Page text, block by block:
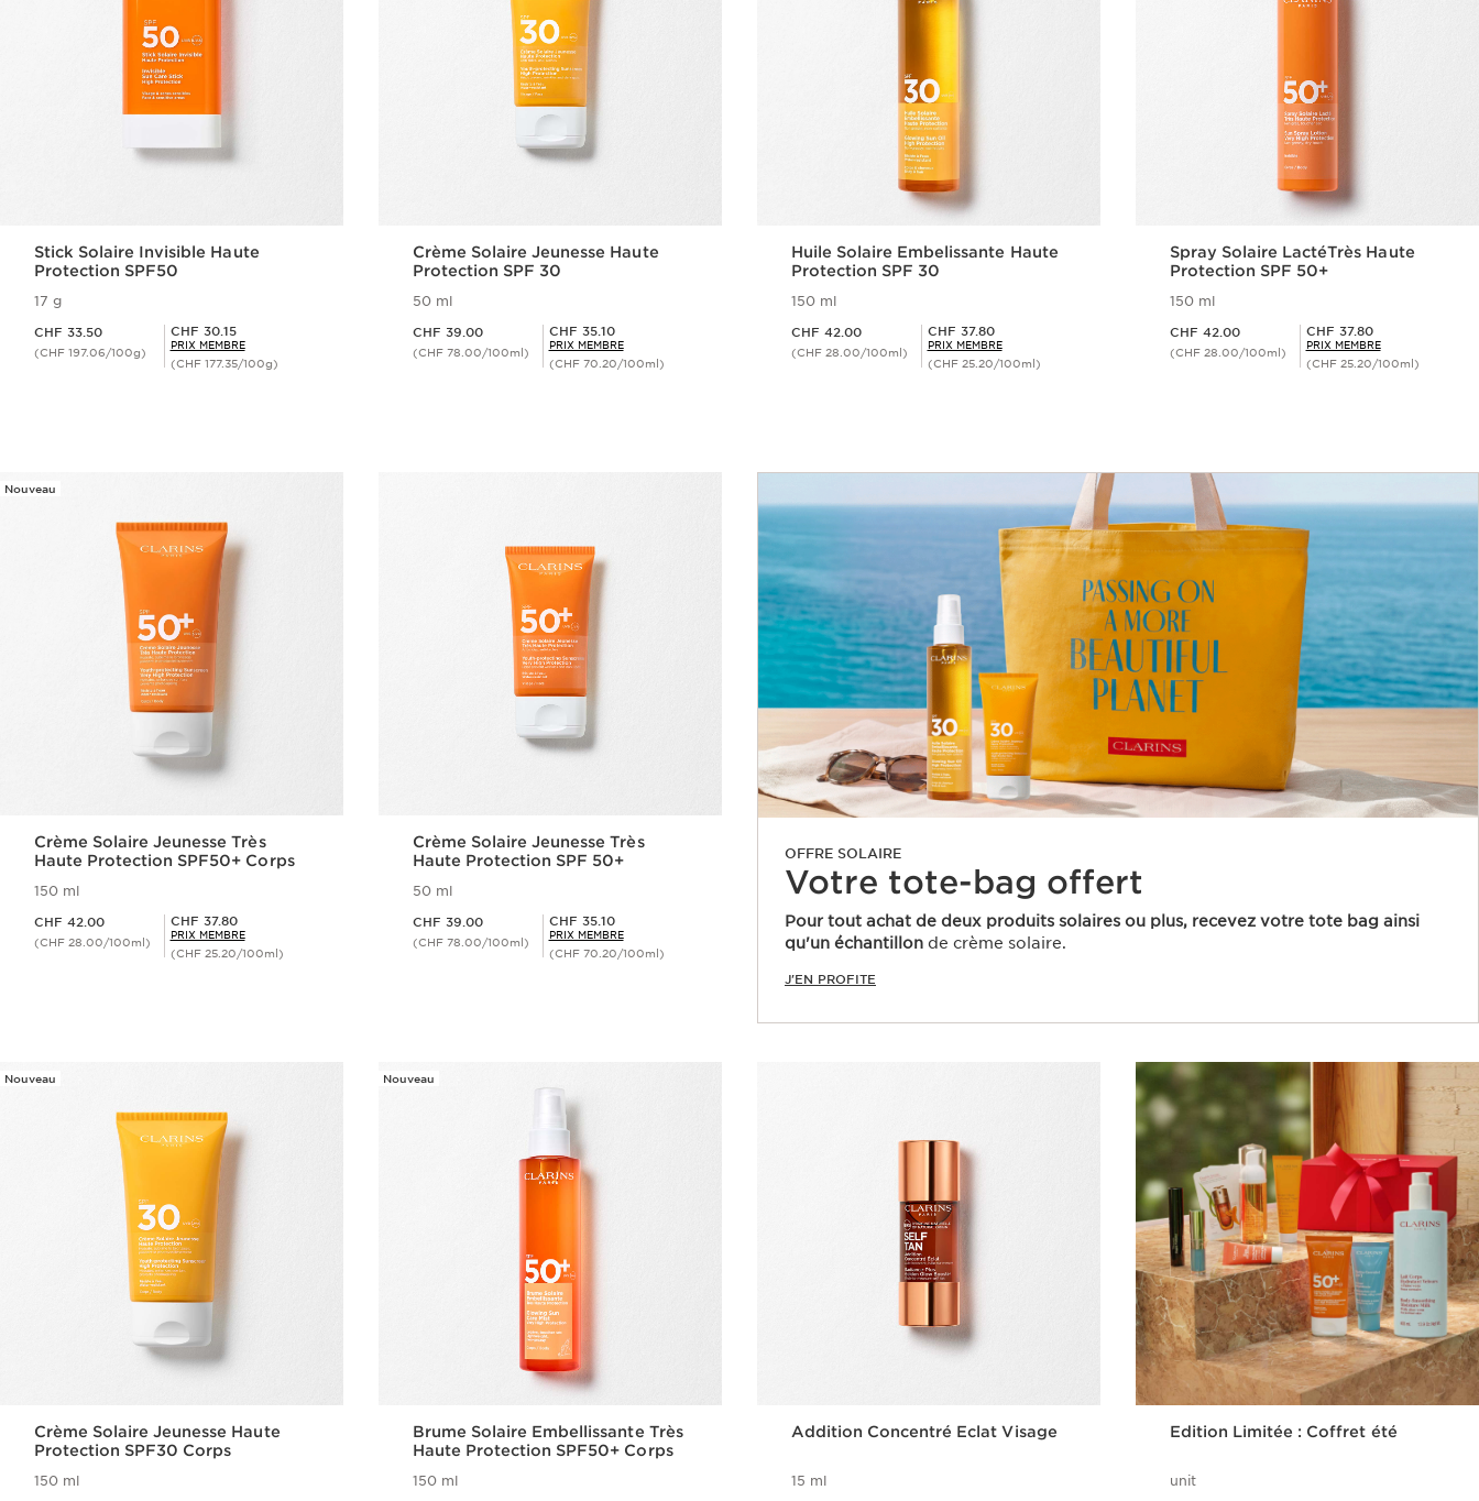
Stick Solaire Invisible Haute
Protection SPF50
17 g
CHF 33.50
(CHF 197.06/100g)
Prix Sérénité CHF 30.15
CHF 30.15
PRIX MEMBRE
(CHF 177.35/100g)
Crème Solaire Jeunesse Haute
Protection SPF 30
50 ml
CHF 39.00
(CHF 78.00/100ml)
Prix Sérénité CHF 35.10
CHF 35.10
PRIX MEMBRE
(CHF 70.20/100ml)
Huile Solaire Embelissante Haute
Protection SPF 30
150 ml
CHF 42.00
(CHF 28.00/100ml)
Prix Sérénité CHF 37.80
CHF 37.80
PRIX MEMBRE
(CHF 25.20/100ml)
Spray Solaire LactéTrès Haute
Protection SPF 50+
150 ml
CHF 42.00
(CHF 28.00/100ml)
Prix Sérénité CHF 37.80
CHF 37.80
PRIX MEMBRE
(CHF 25.20/100ml)
Nouveau
Crème Solaire Jeunesse Très
Haute Protection SPF50+ Corps
150 ml
CHF 42.00
(CHF 28.00/100ml)
Prix Sérénité CHF 37.80
CHF 37.80
PRIX MEMBRE
(CHF 25.20/100ml)
Crème Solaire Jeunesse Très
Haute Protection SPF 50+
50 ml
CHF 39.00
(CHF 78.00/100ml)
Prix Sérénité CHF 35.10
CHF 35.10
PRIX MEMBRE
(CHF 70.20/100ml)
OFFRE SOLAIRE
Votre tote-bag offert
Pour tout achat de deux produits solaires ou plus, recevez votre tote bag ainsi
qu'un échantillon de crème solaire.
J'EN PROFITE
Nouveau
Crème Solaire Jeunesse Haute
Protection SPF30 Corps
150 ml
Nouveau
Brume Solaire Embellissante Très
Haute Protection SPF50+ Corps
150 ml
Addition Concentré Eclat Visage
15 ml
Edition Limitée : Coffret été
unit